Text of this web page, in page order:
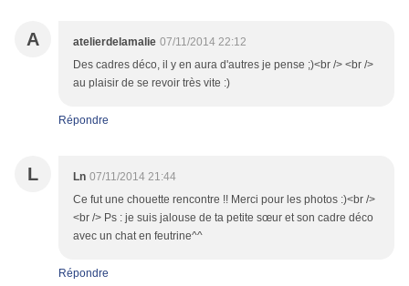
A atelierdelamalie 07/11/2014 22:12
Des cadres déco, il y en aura d'autres je pense ;)<br /> <br />
au plaisir de se revoir très vite :)
Répondre
L Ln 07/11/2014 21:44
Ce fut une chouette rencontre !! Merci pour les photos :)<br />
<br /> Ps : je suis jalouse de ta petite sœur et son cadre déco
avec un chat en feutrine^^
Répondre